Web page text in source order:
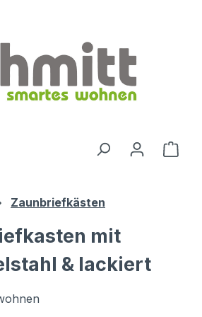
Zaunbriefkästen
mit
& lackiert